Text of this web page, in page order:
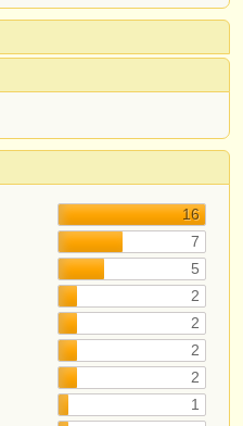
16
7
5
2
2
2
2
1